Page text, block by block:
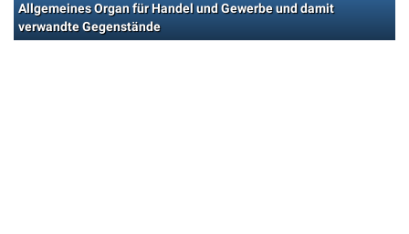
Allgemeines Organ für Handel und Gewerbe und damit
verwandte Gegenstände